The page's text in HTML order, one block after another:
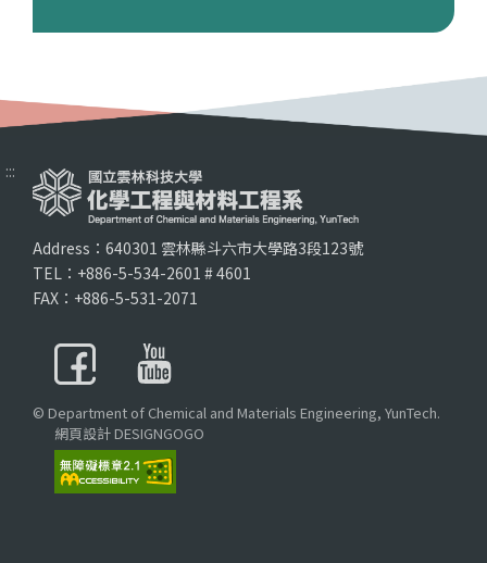
:::
Address：640301 雲林縣斗六市大學路3段123號
TEL：+886-5-534-2601 # 4601
FAX：+886-5-531-2071
© Department of Chemical and Materials Engineering, YunTech.
網頁設計 DESIGNGOGO